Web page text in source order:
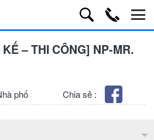
– THI CÔNG] NP-MR.
Chia sẻ :
phố